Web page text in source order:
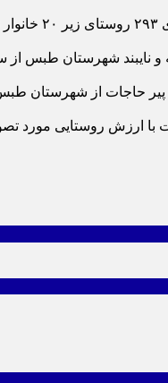
شهرستان طبس از
و پیر حاجات از
جاری نیز با پیگیری‌های انجام شده از کمیته ملی مربوطه